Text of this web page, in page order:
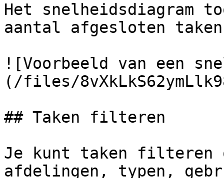
Het snelheidsdiagram
aantal afgesloten
![Voorbeeld van een
(/files/
## Taken filteren
Je kunt taken
afdelingen, typen,